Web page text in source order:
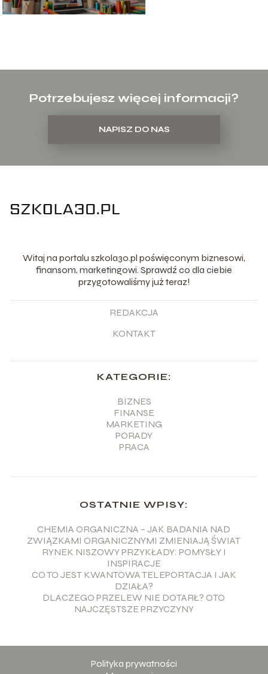
Potrzebujesz więcej informacji?
NAPISZ DO NAS
Witaj na portalu szkola30.pl poświęconym biznesowi,
finansom, marketingowi. Sprawdź co dla ciebie
przygotowaliśmy już teraz!
REDAKCJA
KONTAKT
KATEGORIE:
BIZNES
FINANSE
MARKETING
PORADY
PRACA
OSTATNIE WPISY:
CHEMIA ORGANICZNA – JAK BADANIA NAD
ZWIĄZKAMI ORGANICZNYMI ZMIENIAJĄ ŚWIAT
RYNEK NISZOWY PRZYKŁADY: POMYSŁY I
INSPIRACJE
CO TO JEST KWANTOWA TELEPORTACJA I JAK
DZIAŁA?
DLACZEGO PRZELEW NIE DOTARŁ? OTO
NAJCZĘSTSZE PRZYCZYNY
Polityka prywatności